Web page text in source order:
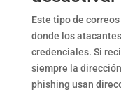
Este tipo de
donde los
credenciales. Si
siempre la
phishing usan